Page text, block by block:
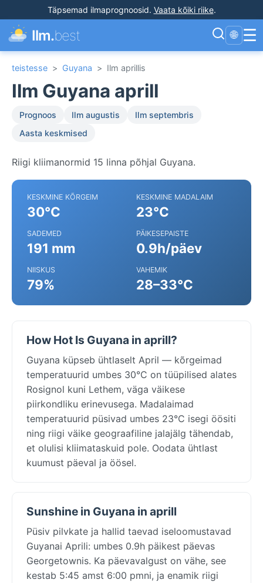
Täpsemad ilmaprognoosid. Vaata kõiki riike.
Ilm.best 🌐 ☰
teistesse > Guyana > Ilm aprillis
Ilm Guyana aprill
Prognoos Ilm augustis
Ilm septembris
Aasta keskmised
Riigi kliimanormid 15 linna põhjal Guyana.
KESKMINE KÕRGEIM
30°C
KESKMINE MADALAIM
23°C
SADEMED
191 mm
PÄIKESEPAISTE
0.9h/päev
NIISKUS
79%
VAHEMIK
28–33°C
How Hot Is Guyana in aprill?
Guyana küpseb ühtlaselt April — kõrgeimad
temperatuurid umbes 30°C on tüüpilised alates
Rosignol kuni Lethem, väga väikese
piirkondliku erinevusega. Madalaimad
temperatuurid püsivad umbes 23°C isegi öösiti
ning riigi väike geograafiline jalajälg tähendab,
et olulisi kliimataskuid pole. Oodata ühtlast
kuumust päeval ja öösel.
Sunshine in Guyana in aprill
Püsiv pilvkate ja hallid taevad iseloomustavad
Guyanai Aprili: umbes 0.9h päikest päevas
Georgetownis. Ka päevavalgust on vähe, see
kestab 5:45 amst 6:00 pmni, ja enamik riigi